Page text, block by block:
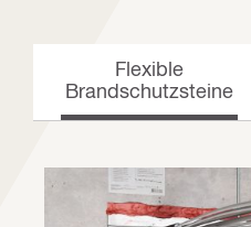
Flexible
Brandschutzsteine